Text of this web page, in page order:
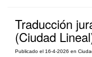
Traducción
(Ciudad
Publicado el 16-4-2026 en